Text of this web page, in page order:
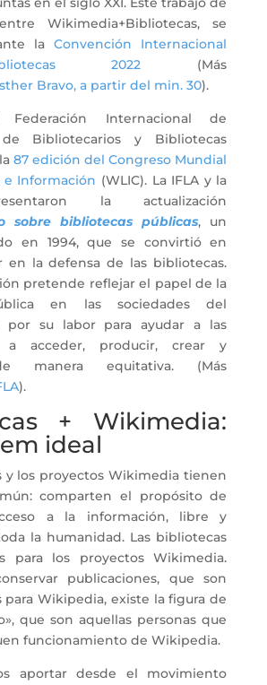
Wikimedia+Bibliotecas, se
laConvención Internacional
2022 (Más
Bravo, a partir del min. 30).
Federación Internacional de
de Bibliotecarios y Bibliotecas
87 edición del Congreso Mundial
Información (WLIC). La IFLA y la
la actualización
sobre bibliotecas públicas, un
en 1994, que se convirtió en
en la defensa de las bibliotecas.
pretende reflejar el papel de la
en las sociedades del
por su labor para ayudar a las
a acceder, producir, crear y
manera equitativa. (Más
).
+ Wikimedia:
ideal
y los proyectos Wikimedia tienen
comparten el propósito de
a la información, libre y
la humanidad. Las bibliotecas
para los proyectos Wikimedia.
publicaciones, que son
para Wikipedia, existe la figura de
que son aquellas personas que
funcionamiento de Wikipedia.
aportar desde el movimiento